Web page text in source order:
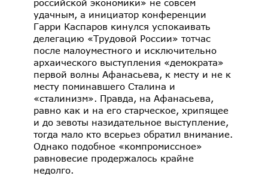
российской экономики» не совсем
удачным, а инициатор конференции
Гарри Каспаров кинулся успокаивать
делегацию «Трудовой России» тотчас
после малоуместного и исключительно
архаического выступления «демократа»
первой волны Афанасьева, к месту и не к
месту поминавшего Сталина и
«сталинизм». Правда, на Афанасьева,
равно как и на его старческое, хрипящее
и до зевоты назидательное выступление,
тогда мало кто всерьез обратил внимание.
Однако подобное «компромиссное»
равновесие продержалось крайне
недолго.